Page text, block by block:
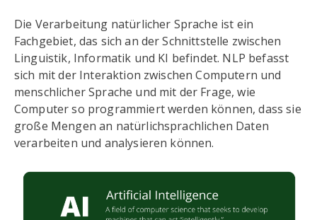
Die Verarbeitung natürlicher Sprache ist ein
Fachgebiet, das sich an der Schnittstelle zwischen
Linguistik, Informatik und KI befindet. NLP befasst
sich mit der Interaktion zwischen Computern und
menschlicher Sprache und mit der Frage, wie
Computer so programmiert werden können, dass sie
große Mengen an natürlichsprachlichen Daten
verarbeiten und analysieren können.